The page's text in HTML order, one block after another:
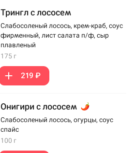
Трингл с лососем
Слабосоленый лосось, крем-краб, соус
фирменный, лист салата п/ф, сыр
плавленый
175 г
219 ₽
Онигири с лососем
Слабосоленый лосось, огурцы, соус
спайс
100 г